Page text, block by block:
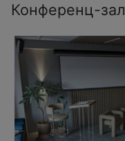
Конференц-зал